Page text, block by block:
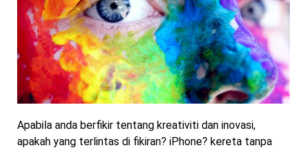
Apabila anda berfikir tentang kreativiti dan inovasi,
apakah yang terlintas di fikiran? iPhone? kereta tanpa